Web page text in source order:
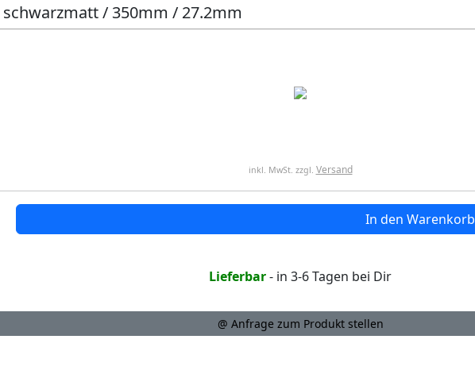
/ 350mm / 27.2mm
inkl. MwSt. zzgl. Versand
In den Warenkorb
Lieferbar- in 3-6 Tagen bei Dir
@ Anfrage zum Produkt stellen